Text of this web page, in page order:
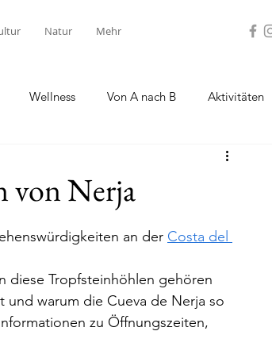
Natur Mehr
Wellness Von A nach B Aktivitäten
von Nerja
an der Costa del
diese Tropfsteinhöhlen gehören
und warum die Cueva de Nerja so
zu Öffnungszeiten,